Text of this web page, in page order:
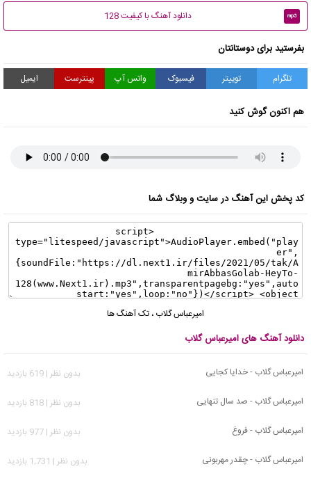
mp3 دانلود آهنگ با کیفیت 128
بفرستید برای دوستانتان
تلگرام توییتر فیسبوک واتس آپ پینترست ایمیل
هم اکنون گوش کنید
کد پخش این آهنگ در سایت و وبلاگ شما
امیرعباس گلاب ، تک آهنگ ها
دانلود آهنگ های امیرعباس گلاب
امیرعباس گلاب - خدایا کجایی
بدون نظر | 619 بازدید
امیرعباس گلاب - صد سال تنهایی
بدون نظر | 818 بازدید
امیرعباس گلاب - فروغ
بدون نظر | 977 بازدید
امیرعباس گلاب - چقدر مهربونی
بدون نظر | 1,731 بازدید